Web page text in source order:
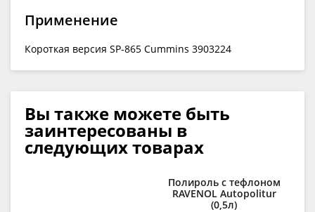
Применение
Короткая версия SP-865 Cummins 3903224
Вы также можете быть
заинтересованы в
следующих товарах
Полироль с тефлоном
RAVENOL Autopolitur
(0,5л)